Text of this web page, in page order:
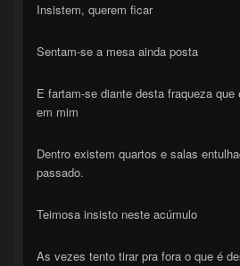
Insistem, querem ficar
Sentam-se a mesa ainda posta
E fartam-se diante desta fraqueza que
em mim
Dentro existem quartos e salas
passado.
Teimosa insisto neste acúmulo
As vezes tento tirar pra fora o que é